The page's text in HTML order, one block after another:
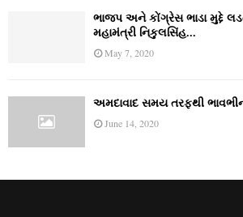
ભાજપ અને કોંગ્રેસ ભાડા મુદ્દે
મહામંત્રી નિકુલસિંહ...
May 7, 2020
અમદાવાદ સમય તરફથી
June 14, 2020